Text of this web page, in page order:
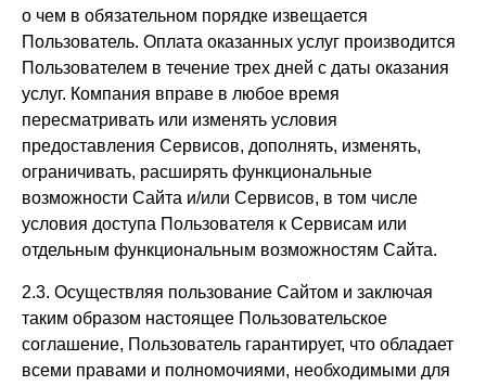
о чем в обязательном порядке извещается
Пользователь. Оплата оказанных услуг производится
Пользователем в течение трех дней с даты оказания
услуг. Компания вправе в любое время
пересматривать или изменять условия
предоставления Сервисов, дополнять, изменять,
ограничивать, расширять функциональные
возможности Сайта и/или Сервисов, в том числе
условия доступа Пользователя к Сервисам или
отдельным функциональным возможностям Сайта.
2.3. Осуществляя пользование Сайтом и заключая
таким образом настоящее Пользовательское
соглашение, Пользователь гарантирует, что обладает
всеми правами и полномочиями, необходимыми для